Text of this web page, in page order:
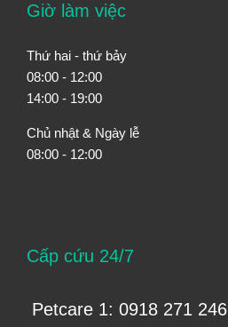
Giờ làm việc
Thứ hai - thứ bảy
08:00 - 12:00
14:00 - 19:00
Chủ nhật & Ngày lễ
08:00 - 12:00
Cấp cứu 24/7
Petcare 1: 0918 271 246